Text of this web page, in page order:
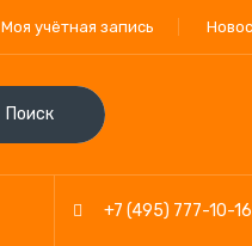
Моя учётная запись
Поиск
+7 (495) 777-10-16